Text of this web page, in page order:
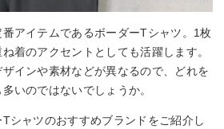
アイテムであるボーダーTシャツ。1枚
着のアクセントとしても活躍します。
インや素材などが異なるので、どれを
いのではないでしょうか。
シャツのおすすめブランドをご紹介し